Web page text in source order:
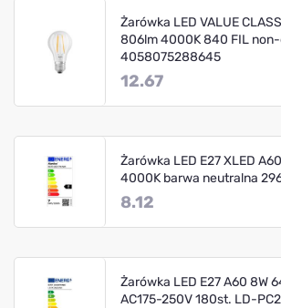
Żarówka LED VALUE
806lm 4000K 840 FIL
4058075288645
12.67
Żarówka LED E27 XLED
4000K barwa neutralna
8.12
Żarówka LED E27 A60 8W
AC175-250V 180st. LD-